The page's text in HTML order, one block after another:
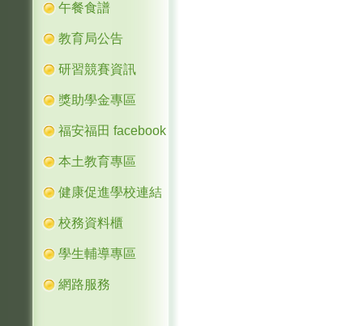
午餐食譜
教育局公告
研習競賽資訊
獎助學金專區
福安福田 facebook
本土教育專區
健康促進學校連結
校務資料櫃
學生輔導專區
網路服務